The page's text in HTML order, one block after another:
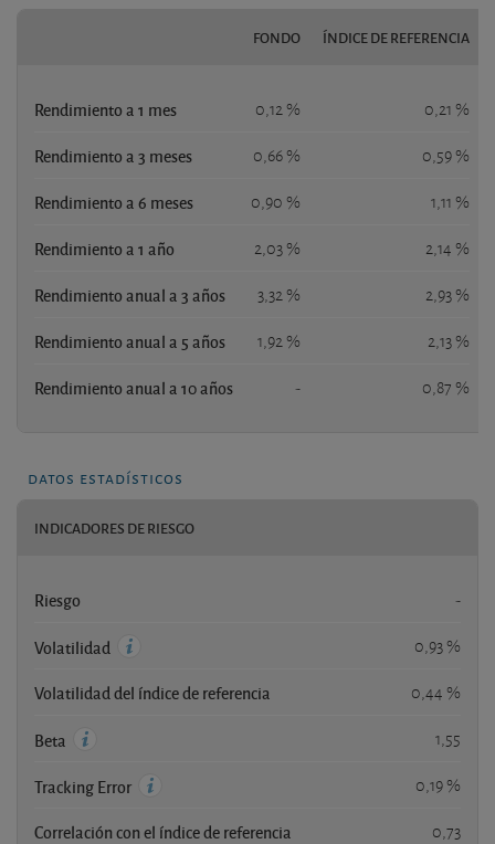
FONDO ÍNDICE DE REFERENCIA
Rendimiento a 1 mes 0,12 % 0,21 %
Rendimiento a 3 meses 0,66 % 0,59 %
Rendimiento a 6 meses 0,90 % 1,11 %
Rendimiento a 1 año 2,03 % 2,14 %
Rendimiento anual a 3 años 3,32 % 2,93 %
Rendimiento anual a 5 años 1,92 % 2,13 %
Rendimiento anual a 10 años - 0,87 %
datos estadísticos
INDICADORES DE RIESGO
Riesgo -
Volatilidad 0,93 %
Volatilidad del índice de referencia 0,44 %
Beta 1,55
Tracking Error 0,19 %
Correlación con el índice de referencia 0,73